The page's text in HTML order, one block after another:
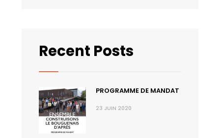
Recent Posts
PROGRAMME DE MANDAT
23 JUIN 2020